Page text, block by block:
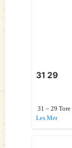
31 29
31 – 29 Tore
Les Mer